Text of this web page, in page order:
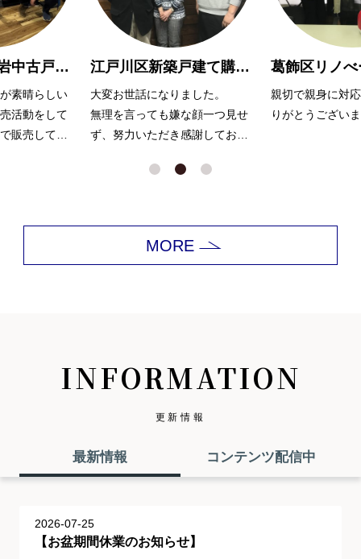
江戸川区新築戸建て購入 M様
した。
顔一つ見せ
謝しており
葛飾区リノべーションマンション購入 O様
親切で親身に対応して頂き、あ
りがとうございました！
担当営業の飯田
提案と積極的な
MORE
INFORMATION
更新情報
最新情報 コンテンツ配信中
2026-07-25
【お盆期間休業のお知らせ】